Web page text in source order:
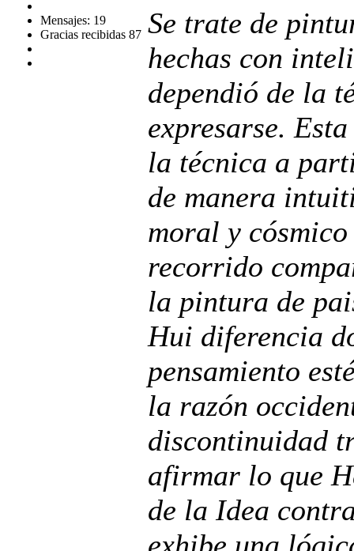
Mensajes: 19
Gracias recibidas 87 Se trate de
hechas con
dependió de la
expresarse.
la técnica a
de manera
moral y
recorrido
la pintura de
Hui diferencia
pensamiento
la razón
discontinuidad
afirmar lo que
de la Idea